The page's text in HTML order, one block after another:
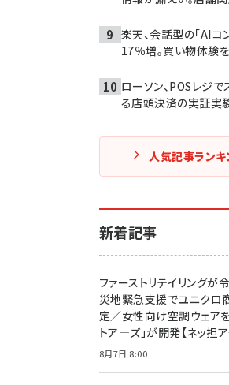
楽天、会話型の「AIコ
17％増。買い物体験
ローソン、POSレジ
る店頭決済の実証実
人気記事ランキ
新着記事
ファーストリテイリング
災地緊急支援でユニクロ
定／女性向け空調ウェア
トア―ズ」が開発【ネッ担
8月7日 8:00